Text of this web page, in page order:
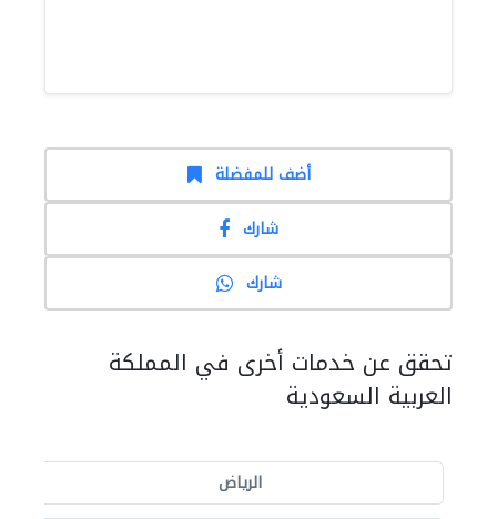
أضف للمفضلة
شارك
شارك
تحقق عن خدمات أخرى في المملكة
العربية السعودية
الرياض